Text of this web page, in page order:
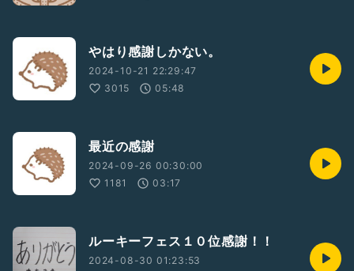
やはり感謝しかない。
2024-10-21 22:29:47
3015
05:48
最近の感謝
2024-09-26 00:30:00
1181
03:17
ルーキーフェス１０位感謝！！
2024-08-30 01:23:53